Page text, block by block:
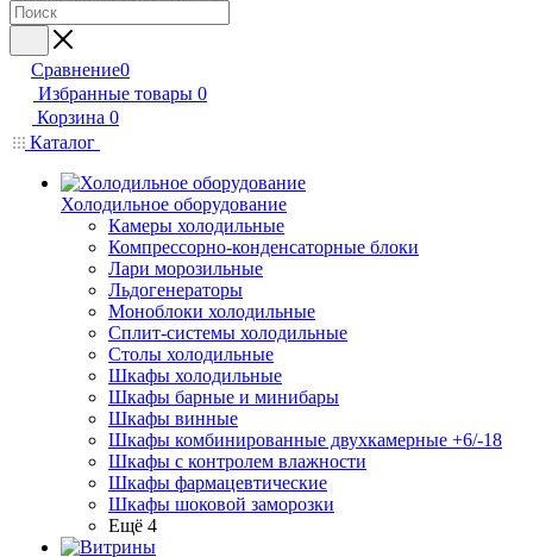
Сравнение0
Избранные товары 0
Корзина 0
Каталог
Холодильное оборудование
Камеры холодильные
Компрессорно-конденсаторные блоки
Лари морозильные
Льдогенераторы
Моноблоки холодильные
Сплит-системы холодильные
Столы холодильные
Шкафы холодильные
Шкафы барные и минибары
Шкафы винные
Шкафы комбинированные двухкамерные +6/-18
Шкафы с контролем влажности
Шкафы фармацевтические
Шкафы шоковой заморозки
Ещё 4